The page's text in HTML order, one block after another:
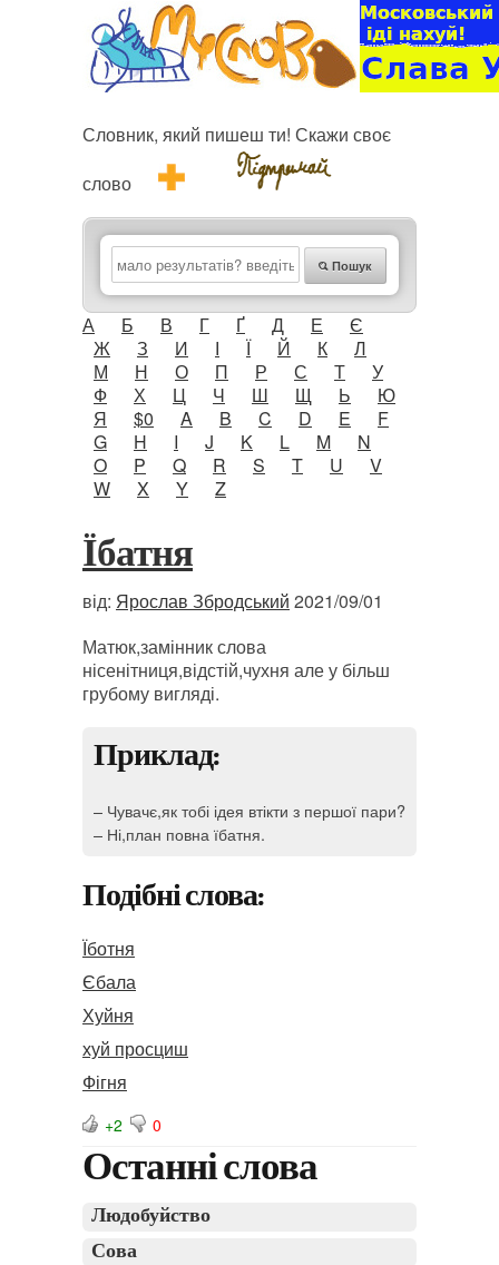
Словник, який пишеш ти! Скажи своє
слово
Пошук
А Б В Г Ґ Д Е
Є
Ж
З И І Ї Й К
Л
М
Н О П Р С Т
У
Ф
Х Ц Ч Ш Щ Ь
Ю
Я
$0 A B C D E
F
G
H I J K L M
N
O
P Q R S T U
V
W
X Y Z
Їбатня
від: Ярослав Збродський 2021/09/01
Матюк,замінник слова
нісенітниця,відстій,чухня але у більш
грубому вигляді.
Приклад:
– Чувачє,як тобі ідея втікти з першої пари?
– Ні,план повна їбатня.
Подібні слова:
Їботня
Єбала
Хуйня
хуй просциш
Фігня
+2 0
Останні слова
Людобуйство
Сова